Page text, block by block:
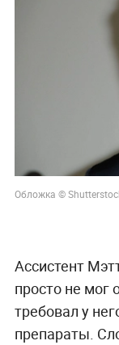
Обложка ©
Ассистент
просто не мог
требовал у
препараты.